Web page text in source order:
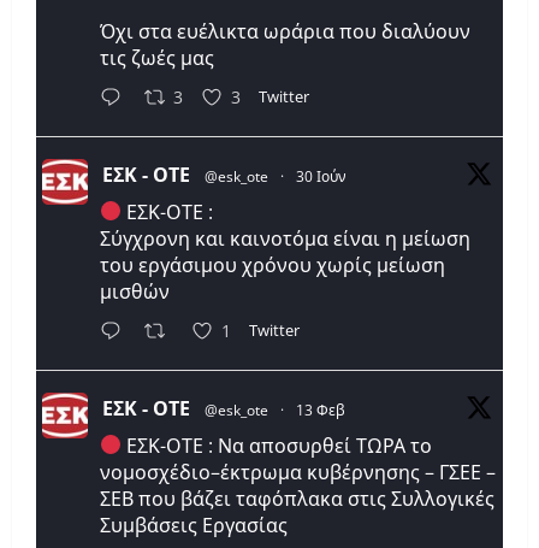
Όχι στα ευέλικτα ωράρια που διαλύουν
τις ζωές μας
3 3 Twitter
ΕΣΚ - ΟΤΕ @esk_ote · 30 Ιούν
ΕΣΚ-ΟΤΕ :
Σύγχρονη και καινοτόμα είναι η μείωση
του εργάσιμου χρόνου χωρίς μείωση
μισθών
1 Twitter
ΕΣΚ - ΟΤΕ @esk_ote · 13 Φεβ
ΕΣΚ-ΟΤΕ : Να αποσυρθεί ΤΩΡΑ το
νομοσχέδιο–έκτρωμα κυβέρνησης – ΓΣΕΕ –
ΣΕΒ που βάζει ταφόπλακα στις Συλλογικές
Συμβάσεις Εργασίας